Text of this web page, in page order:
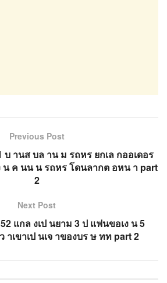
Previous Post
บ านส บล าน ม รถหร ยกเล กออเดอร
น ค นน น รถหร โดนลากต อหน า part
2
Next Post
แกล งเป นยาม 3 ป แฟนขอเง น 5
เขาเป นเจ าของบร ษ ทท part 2